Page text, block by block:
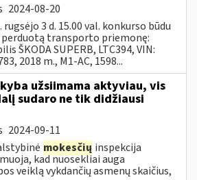
2024-08-20
rugsėjo 3 d. 15.00 val. konkurso būdu
transporto priemonę:
ŠKODA SUPERB, LTC394, VIN:
2018 m., M1-AC, 1598...
užsiimama aktyviau, vis
sudaro ne tik didžiausi
2024-09-11
mokesčių inspekcija
kad nuosekliai auga
veiklą vykdančių asmenų skaičius,